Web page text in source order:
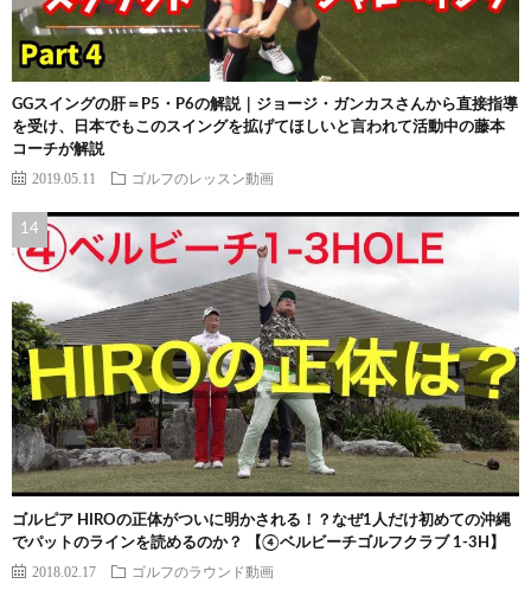
GGスイングの肝＝P5・P6の解説｜ジョージ・ガンカスさんから直接指導
を受け、日本でもこのスイングを拡げてほしいと言われて活動中の藤本
コーチが解説
2019.05.11 ゴルフのレッスン動画
ゴルピア HIROの正体がついに明かされる！？なぜ1人だけ初めての沖縄
でパットのラインを読めるのか？ 【④ベルビーチゴルフクラブ 1-3H】
2018.02.17 ゴルフのラウンド動画